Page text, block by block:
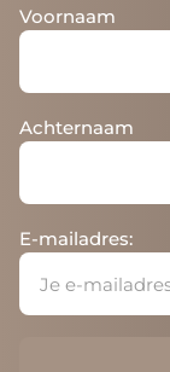
Voornaam
Achternaam
E-mailadres: